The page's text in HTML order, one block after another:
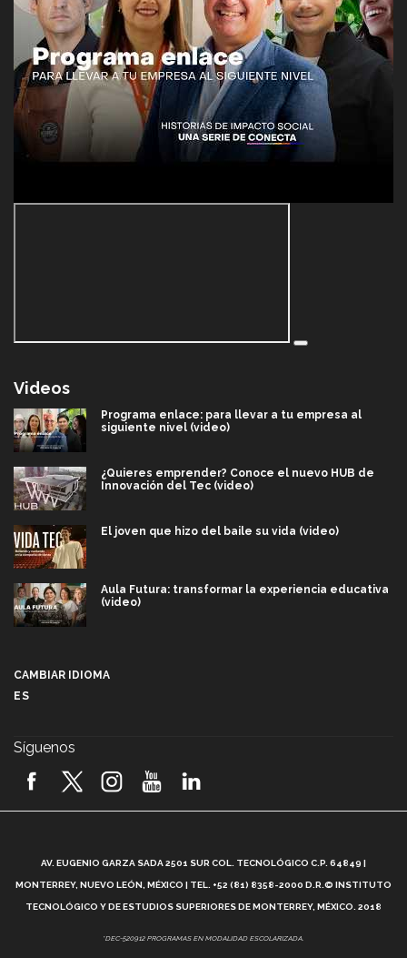
Videos
Programa enlace: para llevar a tu empresa al
siguiente nivel (video)
¿Quieres emprender? Conoce el nuevo HUB de
Innovación del Tec (video)
El joven que hizo del baile su vida (video)
Aula Futura: transformar la experiencia educativa
(video)
2026! (video)
¿Cómo es el Modelo Educativo Tec? (video)
Vida Tec: Feminismo e Inteligencia Artificial, Paola
CAMBIAR IDIOMA
ES
Síguenos
AV. EUGENIO GARZA SADA 2501 SUR COL. TECNOLÓGICO C.P. 64849 |
MONTERREY, NUEVO LEÓN, MÉXICO | TEL. +52 (81) 8358-2000 D.R.© INSTITUTO
TECNOLÓGICO Y DE ESTUDIOS SUPERIORES DE MONTERREY, MÉXICO. 2018
*DEC-520912 PROGRAMAS EN MODALIDAD ESCOLARIZADA.